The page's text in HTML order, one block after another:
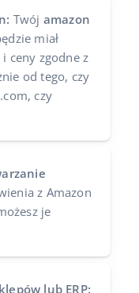
Twój amazon
miał
ceny zgodne z
od tego, czy
czy
z Amazon
je
lub ERP: